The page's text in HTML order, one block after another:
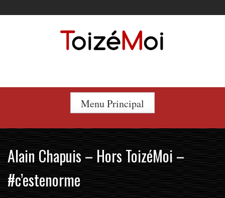
to
Menu Principal
Alain Chapuis – Hors ToizéMoi –
#c’estenorme